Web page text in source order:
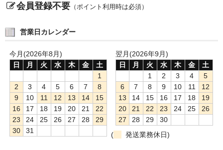
会員登録不要 （ポイント利用時は必須）
営業日カレンダー
今月(2026年8月)
日
月 火 水 木 金
土
1
2
3 4 5 6 7
8
9
10 11 12 13 14
15
16
17 18 19 20 21
22
23
24 25 26 27 28
29
30
31
翌月(2026年9月)
日
月 火 水 木 金
土
1
2 3 4
5
6
7 8 9 10 11
12
13
14 15 16 17 18
19
20
21 22 23 24 25
26
27
28 29
30
(
発送業務休日)